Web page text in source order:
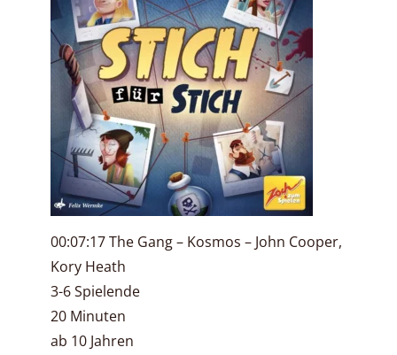
00:07:17 The Gang – Kosmos – John Cooper,
Kory Heath
3-6 Spielende
20 Minuten
ab 10 Jahren